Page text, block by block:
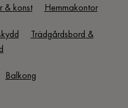
& konst Hemmakontor
Trädgårdsbord &
Balkong